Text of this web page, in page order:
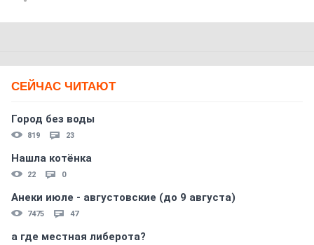
СЕЙЧАС ЧИТАЮТ
Город без воды
819 23
Нашла котёнка
22 0
Анеки июле - августовские (до 9 августа)
7475 47
а где местная либерота?